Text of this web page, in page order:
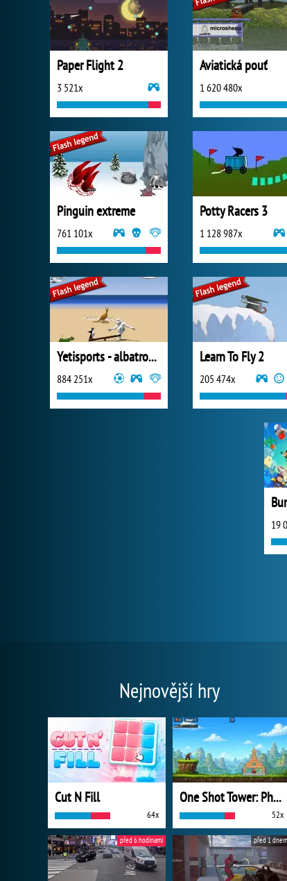
Paper Flight 2
3 521x
Aviatická pouť
1 620 480x
Pinguin extreme
761 101x
Potty Racers 3
1 128 987x
Yetisports - albatros overload
884 251x
Learn To Fly 2
205 474x
19
Nejnovější hry
Cut N Fill
64x
One Shot Tower: Physics Destroyer
52x
před 6 hodinami před 1 dnem